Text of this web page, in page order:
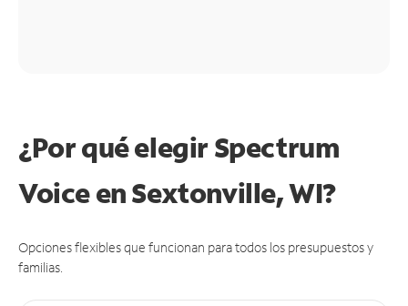
¿Por qué elegir Spectrum
Voice en Sextonville, WI?
Opciones flexibles que funcionan para todos los presupuestos y
familias.